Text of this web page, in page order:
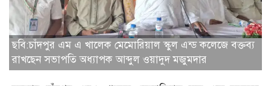
ছবি:চাঁদপুর এম এ খালেক মেমোরিয়াল স্কুল এন্ড কলেজে বক্তব্য
রাখছেন সভাপতি অধ্যাপক আব্দুল ওয়াদুদ মজুমদার